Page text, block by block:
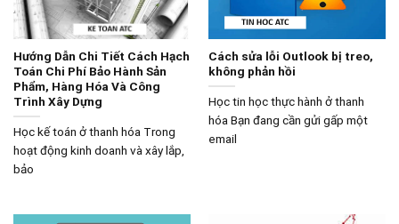
Hướng Dẫn Chi Tiết Cách Hạch
Toán Chi Phí Bảo Hành Sản
Phẩm, Hàng Hóa Và Công
Trình Xây Dựng
Học kế toán ở thanh hóa Trong
hoạt động kinh doanh và xây lắp,
bảo
Cách sửa lỗi Outlook bị treo,
không phản hồi
Học tin học thực hành ở thanh
hóa Bạn đang cần gửi gấp một
email